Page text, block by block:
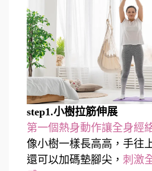
step1.小樹拉筋伸展
第一個熱身動作讓全身經
像小樹一樣長高高，手往
還可以加碼墊腳尖， 刺激